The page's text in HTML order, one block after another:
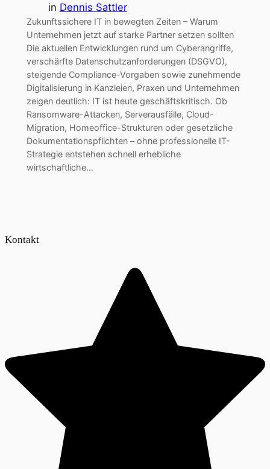
in Dennis Sattler
Zukunftssichere IT in bewegten Zeiten – Warum
Unternehmen jetzt auf starke Partner setzen sollten
Die aktuellen Entwicklungen rund um Cyberangriffe,
verschärfte Datenschutzanforderungen (DSGVO),
steigende Compliance-Vorgaben sowie zunehmende
Digitalisierung in Kanzleien, Praxen und Unternehmen
zeigen deutlich: IT ist heute geschäftskritisch. Ob
Ransomware-Attacken, Serverausfälle, Cloud-
Migration, Homeoffice-Strukturen oder gesetzliche
Dokumentationspflichten – ohne professionelle IT-
Strategie entstehen schnell erhebliche
wirtschaftliche…
Kontakt